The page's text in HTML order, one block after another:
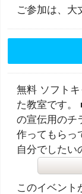
ご参加は、大
無料 ソフト
た教室です。
の宣伝用のチ
作ってもらっ
自分でした
このイベント